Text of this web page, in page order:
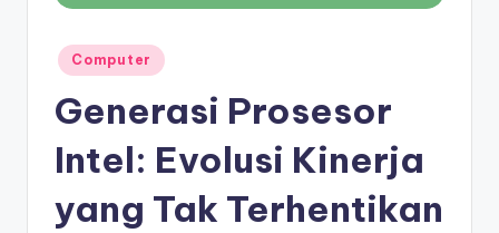
Posted
in
Computer
Generasi Prosesor
Intel: Evolusi Kinerja
yang Tak Terhentikan